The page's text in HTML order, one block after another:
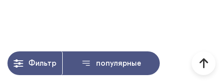
Фильтр популярные